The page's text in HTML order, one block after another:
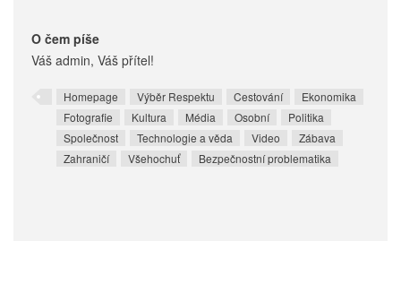
O čem píše
Váš admin, Váš přítel!
Homepage Výběr Respektu Cestování
Ekonomika
Fotografie
Kultura Média Osobní
Politika
Společnost
Technologie a věda Video
Zábava
Zahraničí
Všehochuť Bezpečnostní problematika